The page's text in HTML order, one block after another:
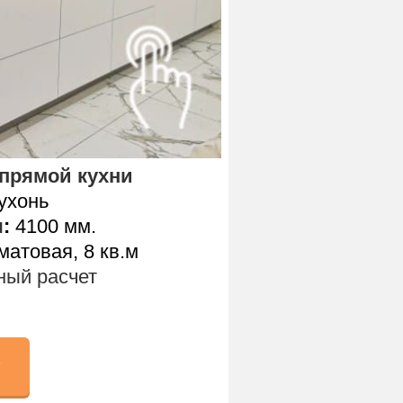
: 4100 мм.
8 кв.м
расчет
кухни